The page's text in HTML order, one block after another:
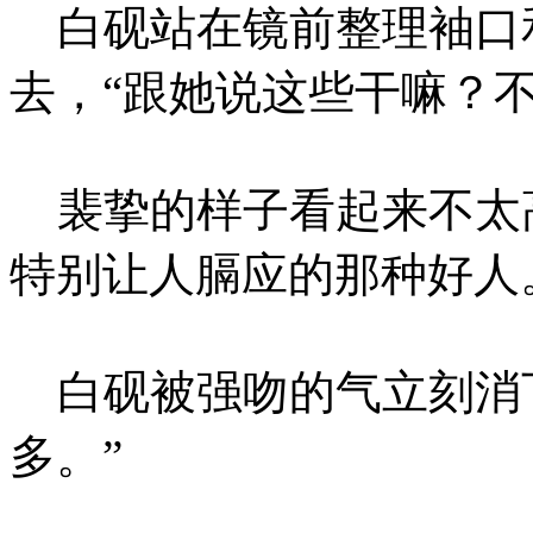
白砚站在镜前整理袖口
去，“跟她说这些干嘛？
裴挚的样子看起来不太
特别让人膈应的那种好人
白砚被强吻的气立刻消
多。”